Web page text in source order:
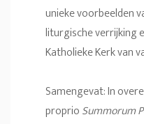
unieke voorbeelden
liturgische verrijking
Katholieke Kerk van
Samengevat: In
proprioSummorum